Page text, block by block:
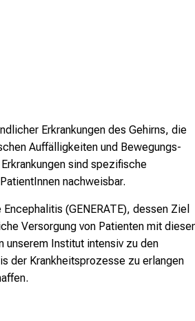
Erkrankungen des Gehirns, die
Auffälligkeiten und Bewegungs-
sind spezifische
nachweisbar.
Encephalitis (GENERATE), dessen Ziel
Versorgung von Patienten mit
unserem Institut intensiv zu den
der Krankheitsprozesse zu erlangen